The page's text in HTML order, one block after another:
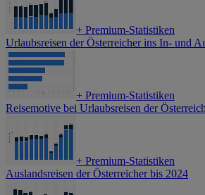
+ Premium-Statistiken
Urlaubsreisen der Österreicher ins In- und
+ Premium-Statistiken
Reisemotive bei Urlaubsreisen der
+ Premium-Statistiken
Auslandsreisen der Österreicher bis 2024